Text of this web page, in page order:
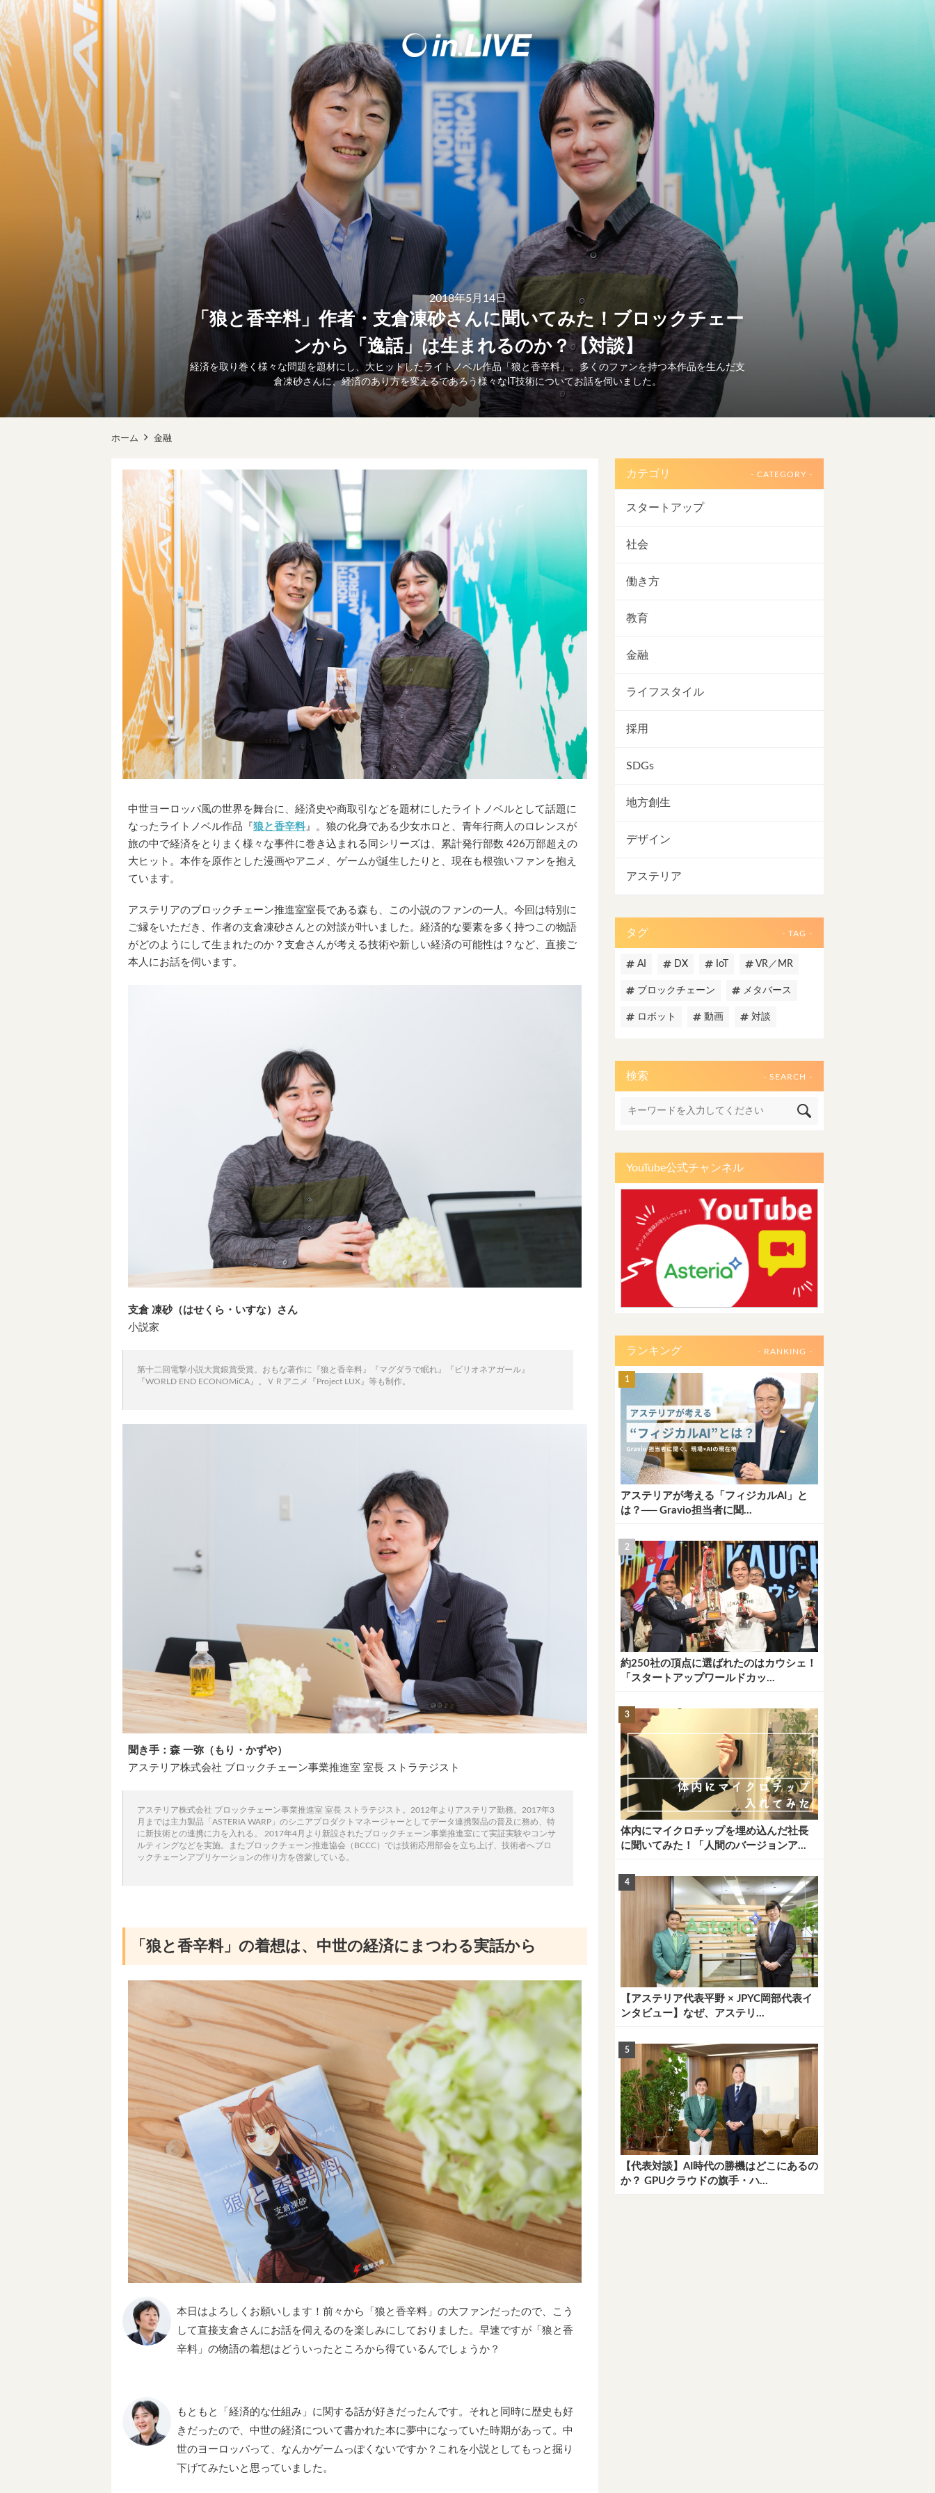
2018年5月14日
「狼と香辛料」作者・支倉凍砂さんに聞いてみた！ブロックチェー
ンから「逸話」は生まれるのか？【対談】
経済を取り巻く様々な問題を題材にし、大ヒットしたライトノベル作品「狼と香辛料」。多くのファンを持つ本作品を生んだ支
倉凍砂さんに、経済のあり方を変えるであろう様々なIT技術についてお話を伺いました。
ホーム 金融
中世ヨーロッパ風の世界を舞台に、経済史や商取引などを題材にしたライトノベルとして話題に
なったライトノベル作品『 狼と香辛料』。狼の化身である少女ホロと、青年行商人のロレンスが
旅の中で経済をとりまく様々な事件に巻き込まれる同シリーズは、累計発行部数 426万部超えの
大ヒット。本作を原作とした漫画やアニメ、ゲームが誕生したりと、現在も根強いファンを抱え
ています。
アステリアのブロックチェーン推進室室長である森も、この小説のファンの一人。今回は特別に
ご縁をいただき、作者の支倉凍砂さんとの対談が叶いました。経済的な要素を多く持つこの物語
がどのようにして生まれたのか？支倉さんが考える技術や新しい経済の可能性は？など、直接ご
本人にお話を伺います。
支倉 凍砂（はせくら・いすな）さん
小説家
第十二回電撃小説大賞銀賞受賞。おもな著作に『狼と香辛料』『マグダラで眠れ』『ビリオネアガール』
『WORLD END ECONOMiCA』。ＶＲアニメ『Project LUX』等も制作。
聞き手：森 一弥（もり・かずや）
アステリア株式会社 ブロックチェーン事業推進室 室長 ストラテジスト
アステリア株式会社 ブロックチェーン事業推進室 室長 ストラテジスト。2012年よりアステリア勤務。2017年3
月までは主力製品「ASTERIA WARP」のシニアプロダクトマネージャーとしてデータ連携製品の普及に務め、特
に新技術との連携に力を入れる。 2017年4月より新設されたブロックチェーン事業推進室にて実証実験やコンサ
ルティングなどを実施。またブロックチェーン推進協会（BCCC）では技術応用部会を立ち上げ、技術者へブロ
ックチェーンアプリケーションの作り方を啓蒙している。
「狼と香辛料」の着想は、中世の経済にまつわる実話から
本日はよろしくお願いします！前々から「狼と香辛料」の大ファンだったので、こう
して直接支倉さんにお話を伺えるのを楽しみにしておりました。早速ですが「狼と香
辛料」の物語の着想はどういったところから得ているんでしょうか？
もともと「経済的な仕組み」に関する話が好きだったんです。それと同時に歴史も好
きだったので、中世の経済について書かれた本に夢中になっていた時期があって。中
世のヨーロッパって、なんかゲームっぽくないですか？これを小説としてもっと掘り
下げてみたいと思っていました。
カテゴリ - CATEGORY -
スタートアップ
社会
働き方
教育
金融
ライフスタイル
採用
SDGs
地方創生
デザイン
アステリア
タグ - TAG -
AI DX IoT VR／MR
ブロックチェーン メタバース
ロボット 動画 対談
検索 - SEARCH -
YouTube公式チャンネル
ランキング - RANKING -
アステリアが考える「フィジカルAI」と
は？── Gravio担当者に聞...
約250社の頂点に選ばれたのはカウシェ！
「スタートアップワールドカッ...
体内にマイクロチップを埋め込んだ社長
に聞いてみた！「人間のバージョンア...
【アステリア代表平野 × JPYC岡部代表イ
ンタビュー】なぜ、アステリ...
【代表対談】AI時代の勝機はどこにあるの
か？ GPUクラウドの旗手・ハ...